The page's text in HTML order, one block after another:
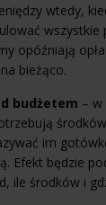
wtedy,
wszystkie
opóźniają
bieżąco.
budżetem –
im
Efekt będzie
ile środków i